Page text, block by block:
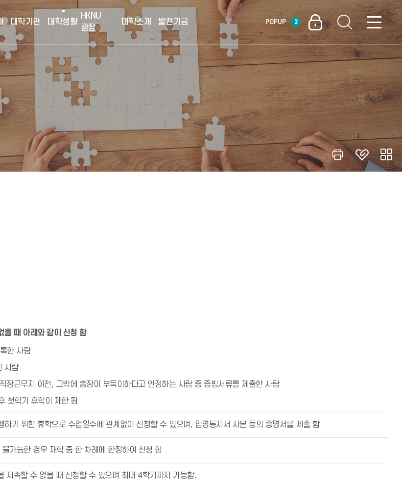
대학기관 대학생활
HKNU
광장
대학소개 발전기금 POPUP 2
을 때 아래와 같이 신청 함
한 사람
사람
장근무지 이전, 그밖에 총장이 부득이하다고 인정하는 사람 중 증빙서류를 제출한 사람
첫학기 휴학이 제한 됨
하기 위한 휴학으로 수업일수에 관계없이 신청할 수 있으며, 입영통지서 사본 등의 증명서를 제출 함
가능한 경우 재학 중 한 차례에 한정하여 신청 함
지속할 수 없을 때 신청할 수 있으며 최대 4학기까지 가능함.